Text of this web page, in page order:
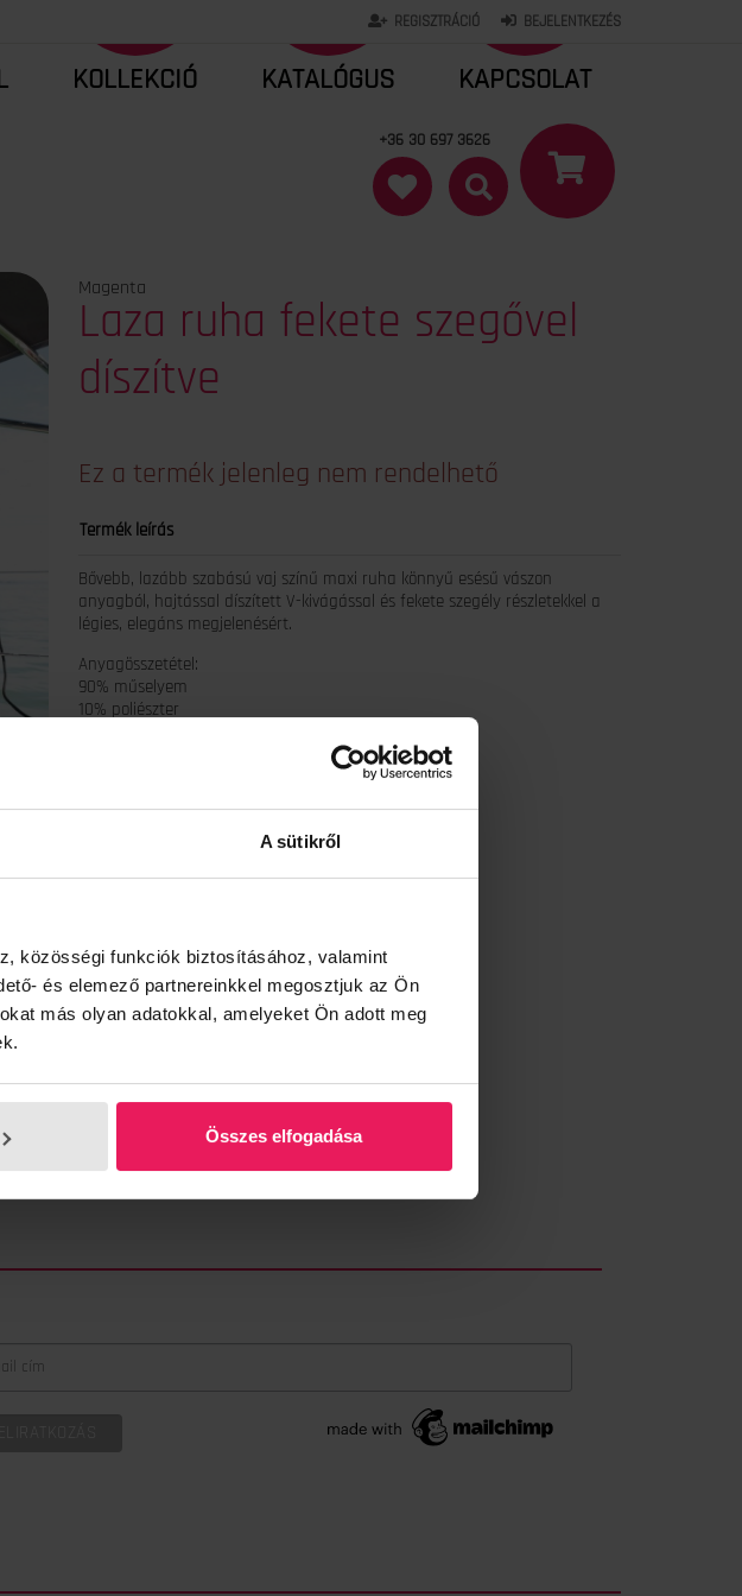
A sütikről
közösségi funkciók biztosításához, valamint
és elemező partnereinkkel megosztjuk az Ön
más olyan adatokkal, amelyeket Ön adott meg
Összes elfogadása
REGISZTRÁCIÓ BEJELENTKEZÉS
KOLLEKCIÓ KATALÓGUS KAPCSOLAT
+36 30 697 3626
Magenta
Laza ruha fekete szegővel
díszítve
Ez a termék jelenleg nem rendelhető
Termék leírás
Bővebb, lazább szabású vaj színű maxi ruha könnyű esésű vászon
anyagból, hajtással díszített V-kivágással és fekete szegély részletekkel a
légies, elegáns megjelenésért.
Anyagösszetétel:
90% műselyem
10% poliészter
Mosási tájékoztató: Bevarrt címke alapján.
Fedezd fel a legújabb Magenta nyári kollekciót.
Save